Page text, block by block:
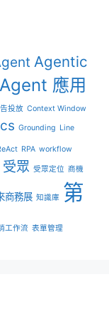
Agentic
應用
投放 Context Window
Grounding Line
RPA workflow
受眾 受眾定位 商機
商務展 知識庫 第
工作流 表單管理